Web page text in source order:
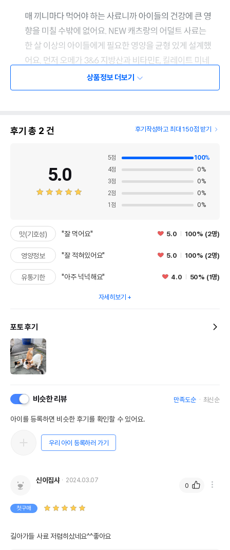
상품정보 더보기
후기 총 2 건 후기작성하고 최대 150점 받기
5.0
5점 100%
4점 0%
3점 0%
2점 0%
1 점 0%
맛(기호성) "잘 먹어요" 5.0 100% (2명)
영양정보 "잘 적혀있어요" 5.0 100% (2명)
유통기한 "아주 넉넉해요" 4.0 50% (1명)
자세히보기
포토 후기
비슷한 리뷰 만족도순 최신순
아이를 등록하면 비슷한 후기를 확인할 수 있어요.
우리 아이 등록하러 가기
신이집샤 2024.03.07
첫구매
길아가들 사료 저렴히샀네요^^좋아요
0